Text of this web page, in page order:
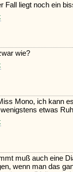
Fall liegt noch ein
wie?
Mono, ich kann
etwas
muß auch eine
wenn man das